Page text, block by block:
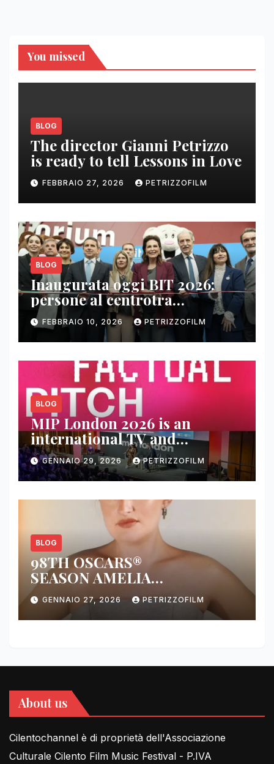
You missed
BLOG
The director Gianni Petrizzo
is ready to tell Lessons in Love
FEBBRAIO 27, 2026 PETRIZZOFILM
BLOG
Inaugurata oggi BIT 2026:
persone al centrotra
contenuti, relazioni e business
FEBBRAIO 10, 2026 PETRIZZOFILM
BLOG
MIP London 2026 is an
international TV and
streaming content market
GENNAIO 29, 2026 PETRIZZOFILM
BLOG
98TH OSCARS®
SEASON AMELIA
DIMOLDENBERG RETURNS
FOR THIRD YEAR
GENNAIO 27, 2026 PETRIZZOFILM
About us
Cilentochannel è di proprietà dell'Associazione
Culturale Cilento Film Music Festival - P.IVA